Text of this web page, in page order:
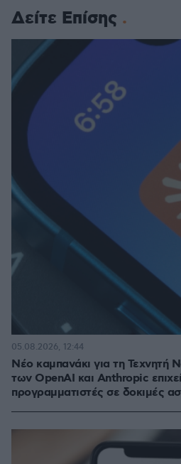
Δείτε Επίσης
Νέο καμπανάκι για τη Τεχνητή
των OpenAI και Anthropic
προγραμματιστές σε δοκιμές
05.08.2026, 12:44